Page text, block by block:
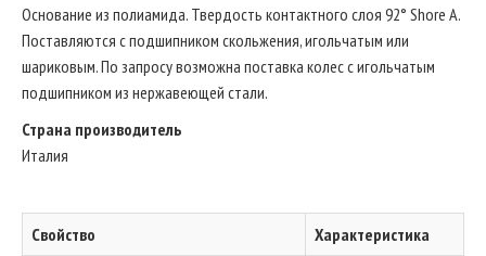
Основание из полиамида. Твердость контактного слоя 92° Shore A.
Поставляются с подшипником скольжения, игольчатым или
шариковым. По запросу возможна поставка колес с игольчатым
подшипником из нержавеющей стали.
Страна производитель
Италия
Свойство
Характеристика